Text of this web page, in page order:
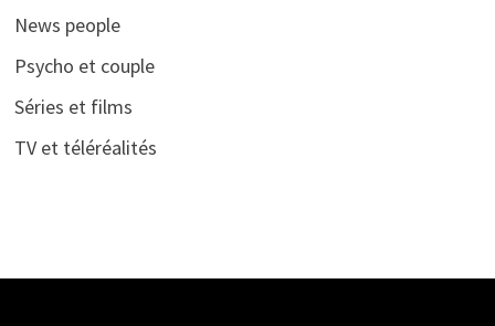
News people
Psycho et couple
Séries et films
TV et téléréalités